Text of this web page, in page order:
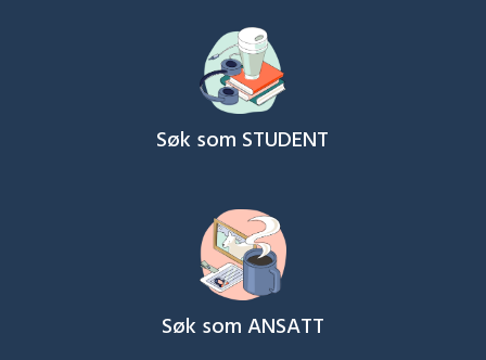
Søk som STUDENT
Søk som ANSATT